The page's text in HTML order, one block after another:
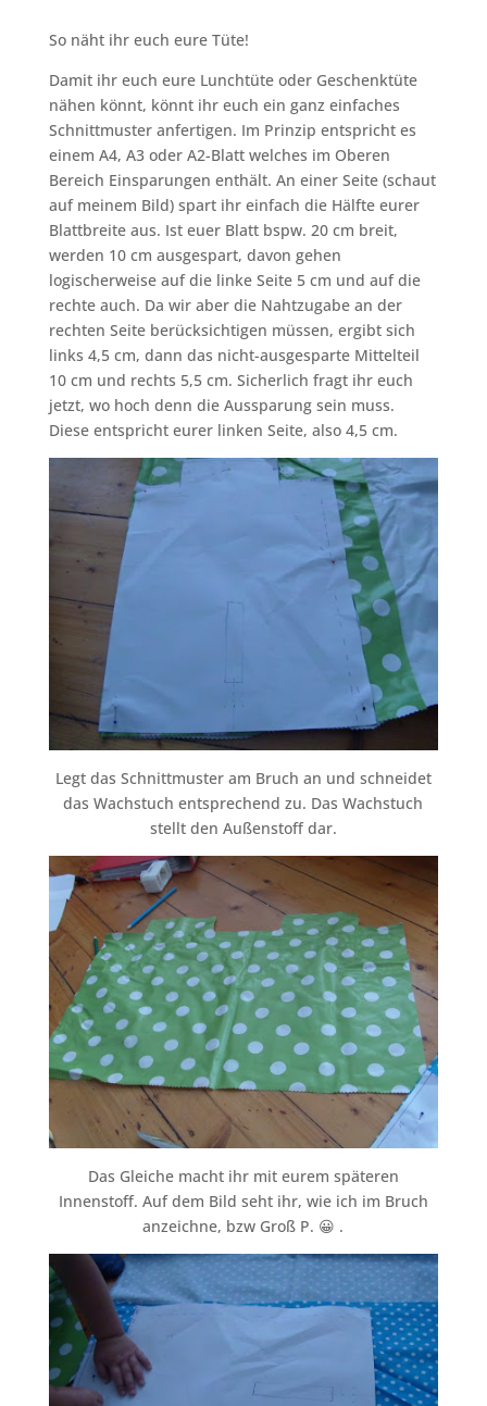
So näht ihr euch eure Tüte!
Damit ihr euch eure Lunchtüte oder Geschenktüte
nähen könnt, könnt ihr euch ein ganz einfaches
Schnittmuster anfertigen. Im Prinzip entspricht es
einem A4, A3 oder A2-Blatt welches im Oberen
Bereich Einsparungen enthält. An einer Seite (schaut
auf meinem Bild) spart ihr einfach die Hälfte eurer
Blattbreite aus. Ist euer Blatt bspw. 20 cm breit,
werden 10 cm ausgespart, davon gehen
logischerweise auf die linke Seite 5 cm und auf die
rechte auch. Da wir aber die Nahtzugabe an der
rechten Seite berücksichtigen müssen, ergibt sich
links 4,5 cm, dann das nicht-ausgesparte Mittelteil
10 cm und rechts 5,5 cm. Sicherlich fragt ihr euch
jetzt, wo hoch denn die Aussparung sein muss.
Diese entspricht eurer linken Seite, also 4,5 cm.
Legt das Schnittmuster am Bruch an und schneidet
das Wachstuch entsprechend zu. Das Wachstuch
stellt den Außenstoff dar.
Das Gleiche macht ihr mit eurem späteren
Innenstoff. Auf dem Bild seht ihr, wie ich im Bruch
anzeichne, bzw Groß P. 😀 .